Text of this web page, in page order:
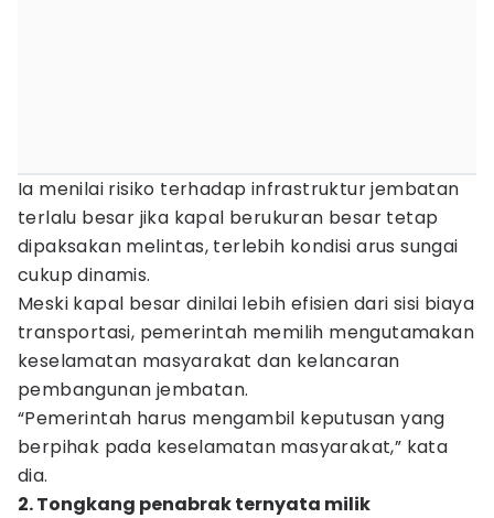
Ia menilai risiko terhadap infrastruktur jembatan
terlalu besar jika kapal berukuran besar tetap
dipaksakan melintas, terlebih kondisi arus sungai
cukup dinamis.
Meski kapal besar dinilai lebih efisien dari sisi biaya
transportasi, pemerintah memilih mengutamakan
keselamatan masyarakat dan kelancaran
pembangunan jembatan.
“Pemerintah harus mengambil keputusan yang
berpihak pada keselamatan masyarakat,” kata
dia.
2. Tongkang penabrak ternyata milik